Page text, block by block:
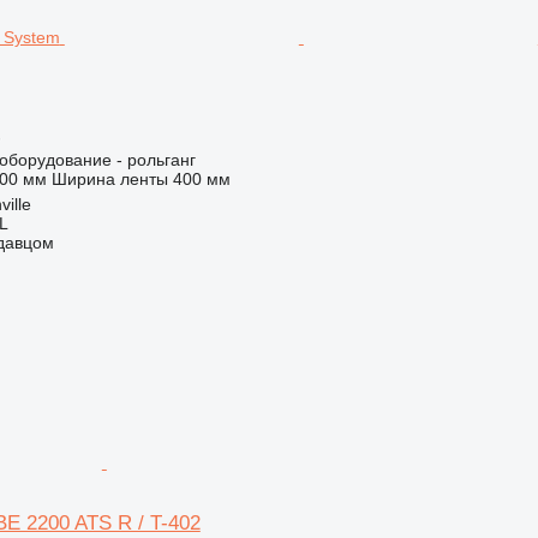
- рольганг
мм Ширина ленты 400 мм
2200 ATS R / T-402